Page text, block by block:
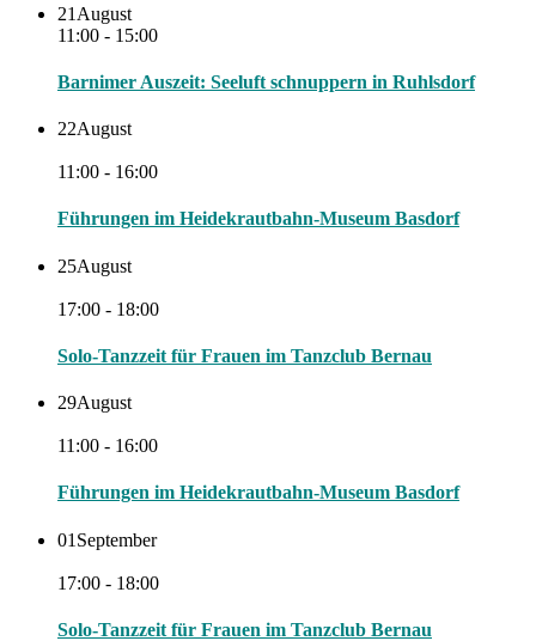
21 August
11:00 - 15:00
Barnimer Auszeit: Seeluft schnuppern in Ruhlsdorf
22August
11:00 - 16:00
Führungen im Heidekrautbahn-Museum Basdorf
25August
17:00 - 18:00
Solo-Tanzzeit für Frauen im Tanzclub Bernau
29August
11:00 - 16:00
Führungen im Heidekrautbahn-Museum Basdorf
01 September
17:00 - 18:00
Solo-Tanzzeit für Frauen im Tanzclub Bernau